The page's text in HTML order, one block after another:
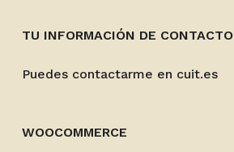
TU INFORMACIÓN DE CONTACTO
Puedes contactarme en cuit.es
WOOCOMMERCE